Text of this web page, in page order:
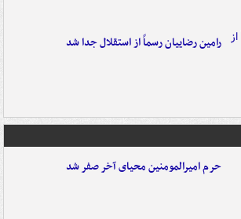
رامین رضاییان رسماً از استقلال جدا شد
حرم امیرالمومنین محیای آخر صفر شد